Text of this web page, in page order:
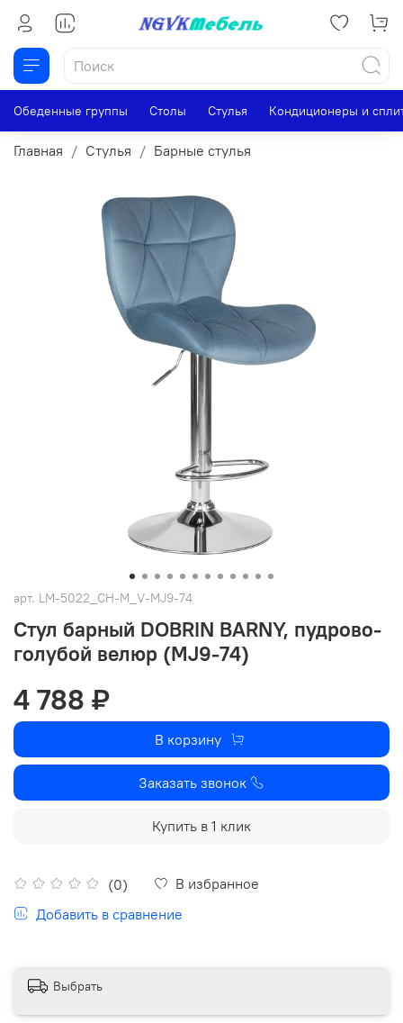
Обеденные группы Столы Стулья Кондиционеры и
Главная Стулья Барные стулья
арт. LM-5022_CH-M_V-MJ9-74
Стул барный DOBRIN BARNY, пудрово-
голубой велюр (MJ9-74)
(0)
В избранное
Добавить в сравнение
4 788 ₽
В корзину
Заказать звонок
Купить в 1 клик
Выбрать